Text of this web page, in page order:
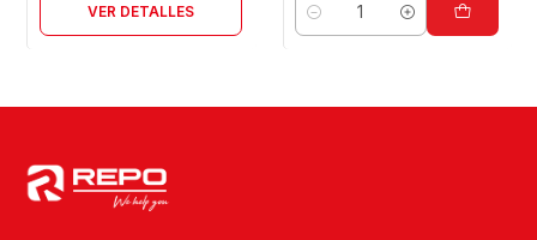
VER DETALLES
Cantidad